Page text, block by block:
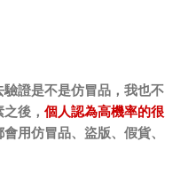
證是不是仿冒品，我也不
後， 個人認為高機率的很
用仿冒品、盜版、假貨、